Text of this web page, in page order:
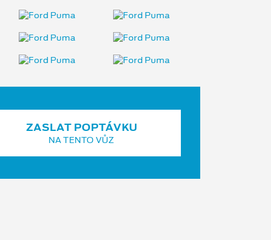
ZASLAT POPTÁVKU
NA TENTO VŮZ